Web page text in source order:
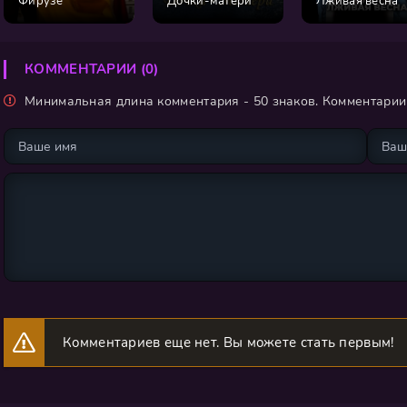
КОММЕНТАРИИ (0)
Минимальная длина комментария - 50 знаков.
Комментариев еще нет. Вы можете стать первым!